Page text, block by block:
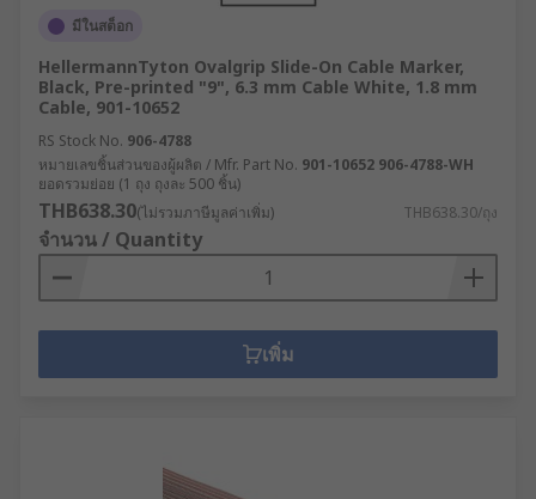
มีในสต็อก
HellermannTyton Ovalgrip Slide-On Cable Marker,
Black, Pre-printed "9", 6.3 mm Cable White, 1.8 mm
Cable, 901-10652
RS Stock No. 906-4788
หมายเลขชิ้นส่วนของผู้ผลิต / Mfr. Part No. 901-10652 906-4788-WH
ยอดรวมย่อย (1 ถุง ถุงละ 500 ชิ้น)
THB638.30(ไม่รวมภาษีมูลค่าเพิ่ม) THB638.30/ถุง
จำนวน / Quantity
เพิ่ม